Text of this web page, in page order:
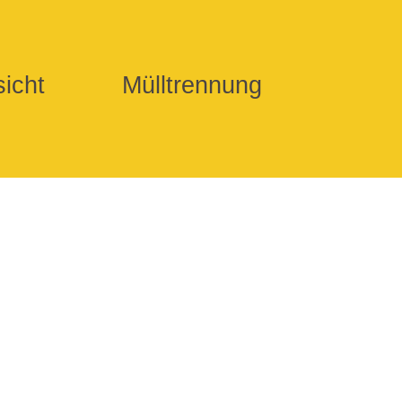
Mülltrennung